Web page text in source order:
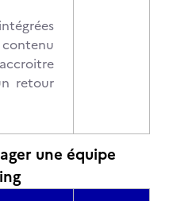
retour
une équipe